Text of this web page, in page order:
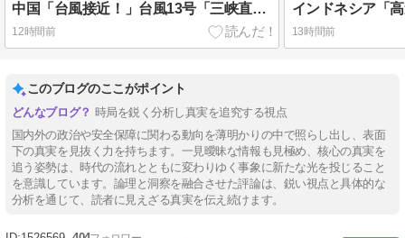
中国「台風接近！」台風13号「三峡直撃予測」中国「上流大洪水！（三峡上流」中国都市「8/5の映像（動画」三峡ダム「緊急放流（決壊危機」中国「下流大水害（震え声」→
12時間前 13時間前
このブログのここがポイント
時局を鋭く分析し真実を追究する視点
国内外の政治や安全保障に関わる動向を薄明かりの中で照らし出し、表面
下の真実を見抜く力を持ちます。一見曖昧な情報も見極め、核心の真実を
追う姿勢は、時代の流れとともに変わりゆく事象に新たな光を投じること
を意識しています。論理と洞察を融合させた評論は、鋭い視点と具体的な
分析を通じて、読者に見えざる真実を伝え続けます。